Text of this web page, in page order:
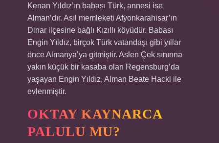
Kenan Yıldız’ın babası Türk, annesi ise
Alman’dır. Asıl memleketi Afyonkarahisar’ın
Dinar ilçesine bağlı Kızıllı köyüdür. Babası
Engin Yıldız, birçok Türk vatandaşı gibi yıllar
önce Almanya’ya gitmiştir. Aslen Çek sınırına
yakın küçük bir kasaba olan Regensburg’da
yaşayan Engin Yıldız, Alman Beate Hackl ile
evlenmiştir.
OKTAY KAYNARCA
PALULU MU?